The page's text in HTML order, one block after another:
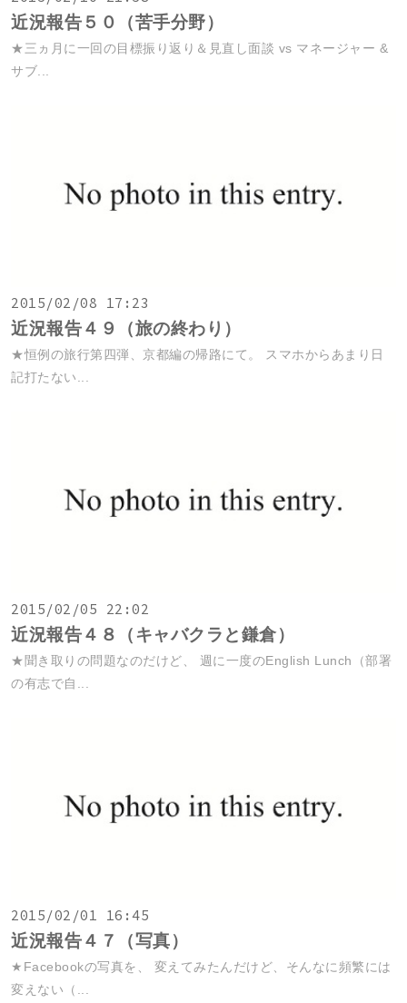
近況報告５０（苦手分野）
★三ヵ月に一回の目標振り返り＆見直し面談 vs マネージャー &
サブ...
2015/02/08 17:23
近況報告４９（旅の終わり）
★恒例の旅行第四弾、京都編の帰路にて。 スマホからあまり日
記打たない...
2015/02/05 22:02
近況報告４８（キャバクラと鎌倉）
★聞き取りの問題なのだけど、 週に一度のEnglish Lunch（部署
の有志で自...
2015/02/01 16:45
近況報告４７（写真）
★Facebookの写真を、 変えてみたんだけど、そんなに頻繁には
変えない（...